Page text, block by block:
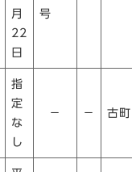
月
22
日
号
指
定
な
し
－ － 古町